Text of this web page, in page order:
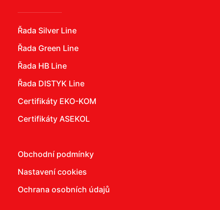
Řada Silver Line
Řada Green Line
Řada HB Line
Řada DISTYK Line
Certifikáty EKO-KOM
Certifikáty ASEKOL
Obchodní podmínky
Nastavení cookies
Ochrana osobních údajů